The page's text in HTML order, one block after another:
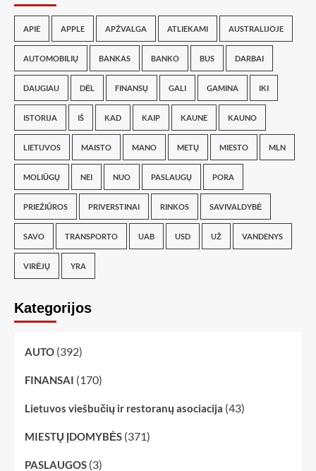
APIE APPLE APŽVALGA ATLIEKAMI AUSTRALIJOJE
AUTOMOBILIŲ BANKAS BANKO BUS DARBAI
DAUGIAU DĖL FINANSŲ GALI GAMINA IKI
ISTORIJA IŠ KAD KAIP KAUNE KAUNO
LIETUVOS MAISTO MANO METŲ MIESTO MLN
MOLIŪGŲ NEI NUO PASLAUGŲ PORA
PRIEŽIŪROS PRIVERSTINAI RINKOS SAVIVALDYBĖ
SAVO TRANSPORTO UAB USD UŽ VANDENYS
VIRĖJŲ YRA
Kategorijos
AUTO (392)
FINANSAI (170)
Lietuvos viešbučių ir restoranų asociacija (43)
MIESTŲ ĮDOMYBĖS (371)
PASLAUGOS (3)